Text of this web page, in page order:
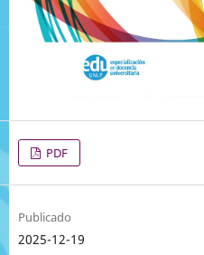
PDF
Publicado
2025-12-19